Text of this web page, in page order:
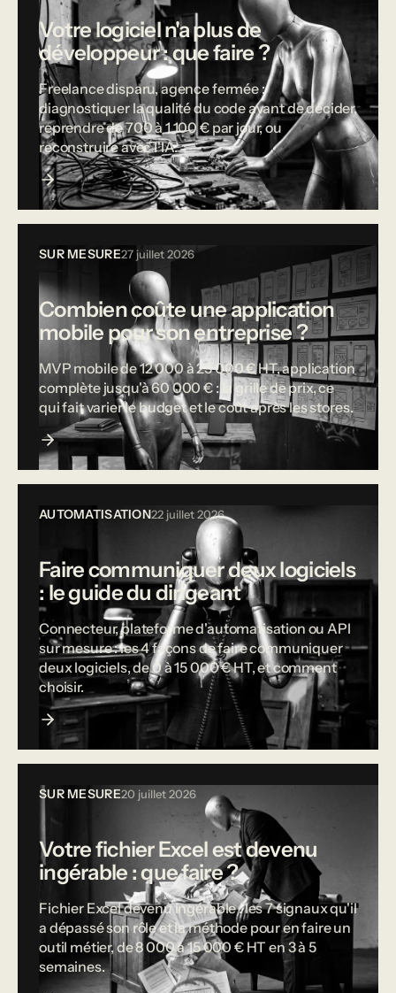
Votre logiciel n'a plus de
développeur : que faire ?
Freelance disparu, agence fermée :
diagnostiquer la qualité du code avant de décider,
reprendre de 700 à 1 100 € par jour, ou
reconstruire avec l'IA.
SUR MESURE27 juillet 2026
Combien coûte une application
mobile pour son entreprise ?
MVP mobile de 12 000 à 25 000 € HT, application
complète jusqu'à 60 000 € : la grille de prix, ce
qui fait varier le budget et le coût après les stores.
AUTOMATISATION22 juillet 2026
Faire communiquer deux logiciels
: le guide du dirigeant
Connecteur, plateforme d'automatisation ou API
sur mesure : les 4 façons de faire communiquer
deux logiciels, de 0 à 15 000 € HT, et comment
choisir.
SUR MESURE20 juillet 2026
Votre fichier Excel est devenu
ingérable : que faire ?
Fichier Excel devenu ingérable : les 7 signaux qu'il
a dépassé son rôle et la méthode pour en faire un
outil métier, de 8 000 à 15 000 € HT en 3 à 5
semaines.